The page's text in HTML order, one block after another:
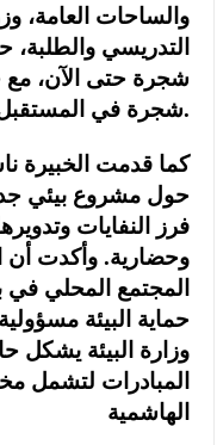
والساحات العامة،
شجرة في المستقبل.
كما قدمت الخبيرة
حول مشروع بيئي
فرز النفايات
وحضارية. وأكدت أن
المجتمع المحلي في
حماية البيئة
وزارة البيئة يشكل
المبادرات لتشمل
الهاشمية